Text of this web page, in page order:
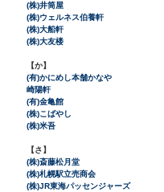
(株)井筒屋
(株)ウェルネス伯養軒
(株)大船軒
(株)大友楼
【か】
(有)かにめし本舗かなや
崎陽軒
(有)金亀館
(株)こばやし
(株)米吾
【さ】
(株)斎藤松月堂
(株)札幌駅立売商会
(株)JR東海パッセンジャーズ